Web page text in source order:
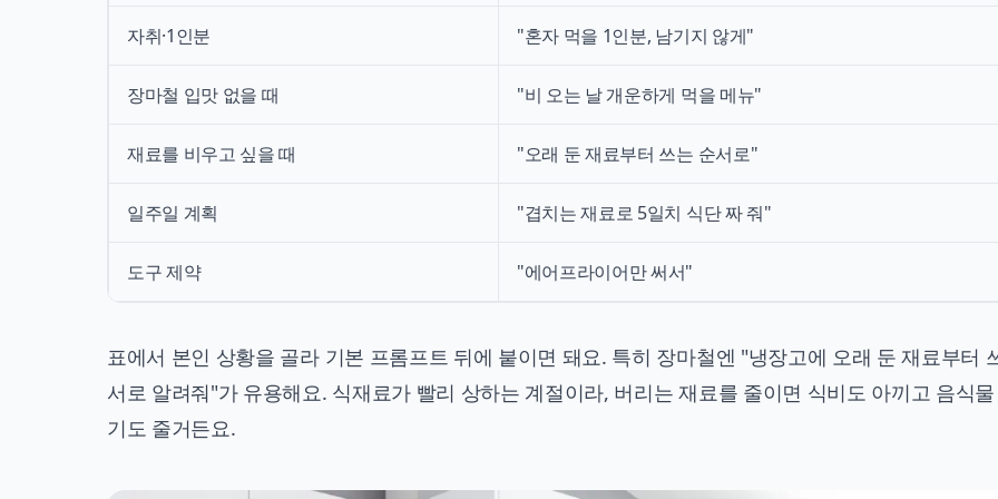
자취·1인분 "혼자 먹을 1인분, 남기지 않게"
장마철 입맛 없을 때 "비 오는 날 개운하게 먹을 메뉴"
재료를 비우고 싶을 때 "오래 둔 재료부터 쓰는 순서로"
일주일 계획 "겹치는 재료로 5일치 식단 짜 줘"
도구 제약 "에어프라이어만 써서"
표에서 본인 상황을 골라 기본 프롬프트 뒤에 붙이면 돼요. 특히 장마철엔 "냉장고에 오래 둔 재료부터
서로 알려줘"가 유용해요. 식재료가 빨리 상하는 계절이라, 버리는 재료를 줄이면 식비도 아끼고 음식물
기도 줄거든요.